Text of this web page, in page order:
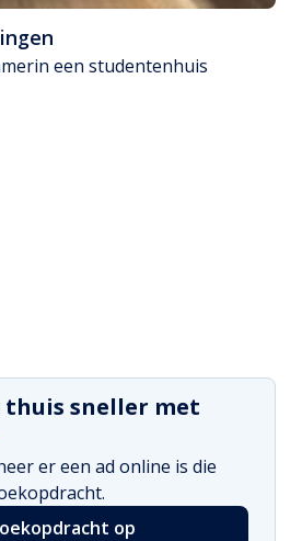
in een studentenhuis
thuis sneller met
er een ad online is die
op